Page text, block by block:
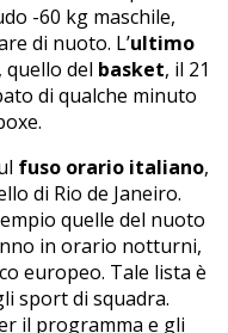
-60 kg maschile,
di nuoto. L’ultimo
quello del basket, il 21
di qualche minuto
fuso orario italiano,
di Rio de Janeiro.
quelle del nuoto
in orario notturni,
europeo. Tale lista è
sport di squadra.
il programma e gli